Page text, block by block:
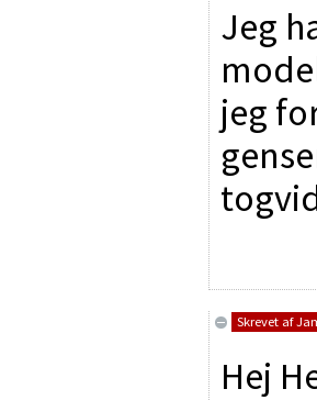
Jeg
jeg
Skrevet af
Hej